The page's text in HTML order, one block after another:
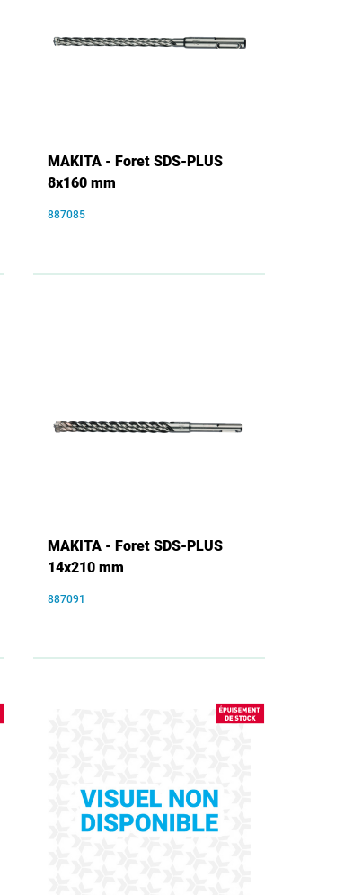
MAKITA - Foret SDS-PLUS
8x160 mm
887085
MAKITA - Foret SDS-PLUS
14x210 mm
887091